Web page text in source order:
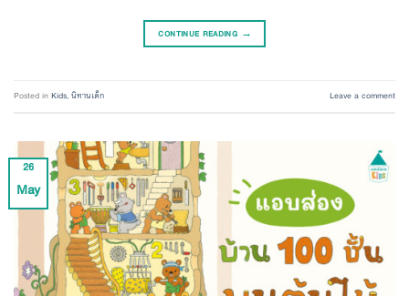
CONTINUE READING →
Posted inKids,นิทานเด็ก Leave a comment
26
May